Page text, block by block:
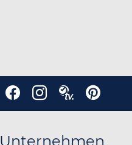
Unternehmen